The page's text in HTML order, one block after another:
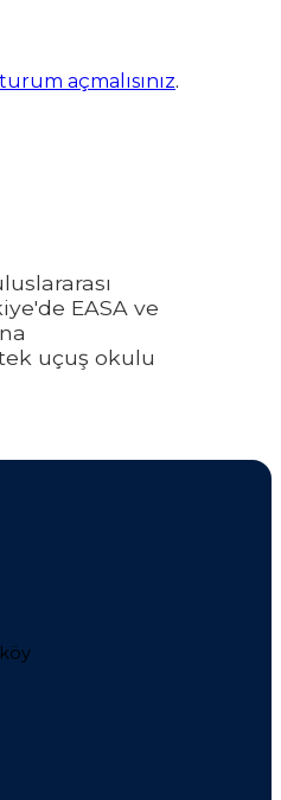
açmalısınız.
EASA ve
uçuş okulu